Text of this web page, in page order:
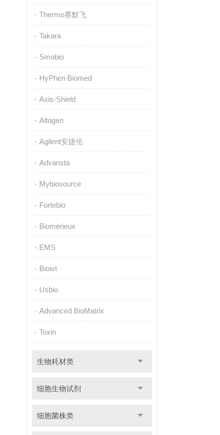
Thermo赛默飞
Takara
Smobio
HyPhen Biomed
Axis-Shield
Altogen
Agilent安捷伦
Advansta
Mybiosource
Fortebio
Biomerieux
EMS
Bioivt
Usbio
Advanced BioMatrix
Toxin
生物耗材类
细胞生物试剂
细胞菌株类